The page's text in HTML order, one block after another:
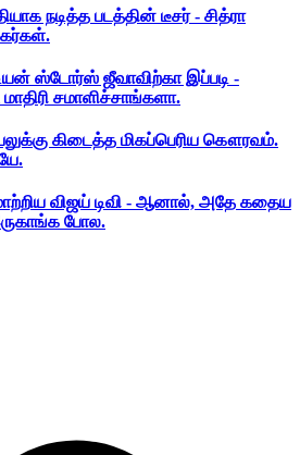
நடித்த படத்தின் டீசர் - சித்ரா
ஸ்டோர்ஸ் ஜீவாவிற்கா இப்படி -
சமாளிச்சாங்களா.
கிடைத்த மிகப்பெரிய கௌரவம்.
விஜய் டிவி - ஆனால், அதே கதைய
போல.